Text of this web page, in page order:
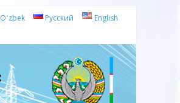
Oʻzbek Русский English